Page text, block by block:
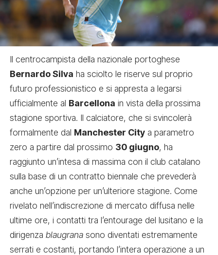
Il centrocampista della nazionale portoghese
Bernardo Silva ha sciolto le riserve sul proprio
futuro professionistico e si appresta a legarsi
ufficialmente al Barcellona in vista della prossima
stagione sportiva. Il calciatore, che si svincolerà
formalmente dal Manchester City a parametro
zero a partire dal prossimo 30 giugno, ha
raggiunto un’intesa di massima con il club catalano
sulla base di un contratto biennale che prevederà
anche un’opzione per un’ulteriore stagione. Come
rivelato nell’indiscrezione di mercato diffusa nelle
ultime ore, i contatti tra l’entourage del lusitano e la
dirigenza blaugrana sono diventati estremamente
serrati e costanti, portando l’intera operazione a un